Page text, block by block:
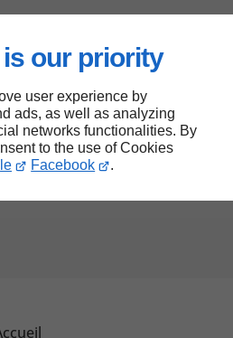
our priority
user experience by
ads, as well as analyzing
networks functionalities. By
to the use of Cookies
Facebook .